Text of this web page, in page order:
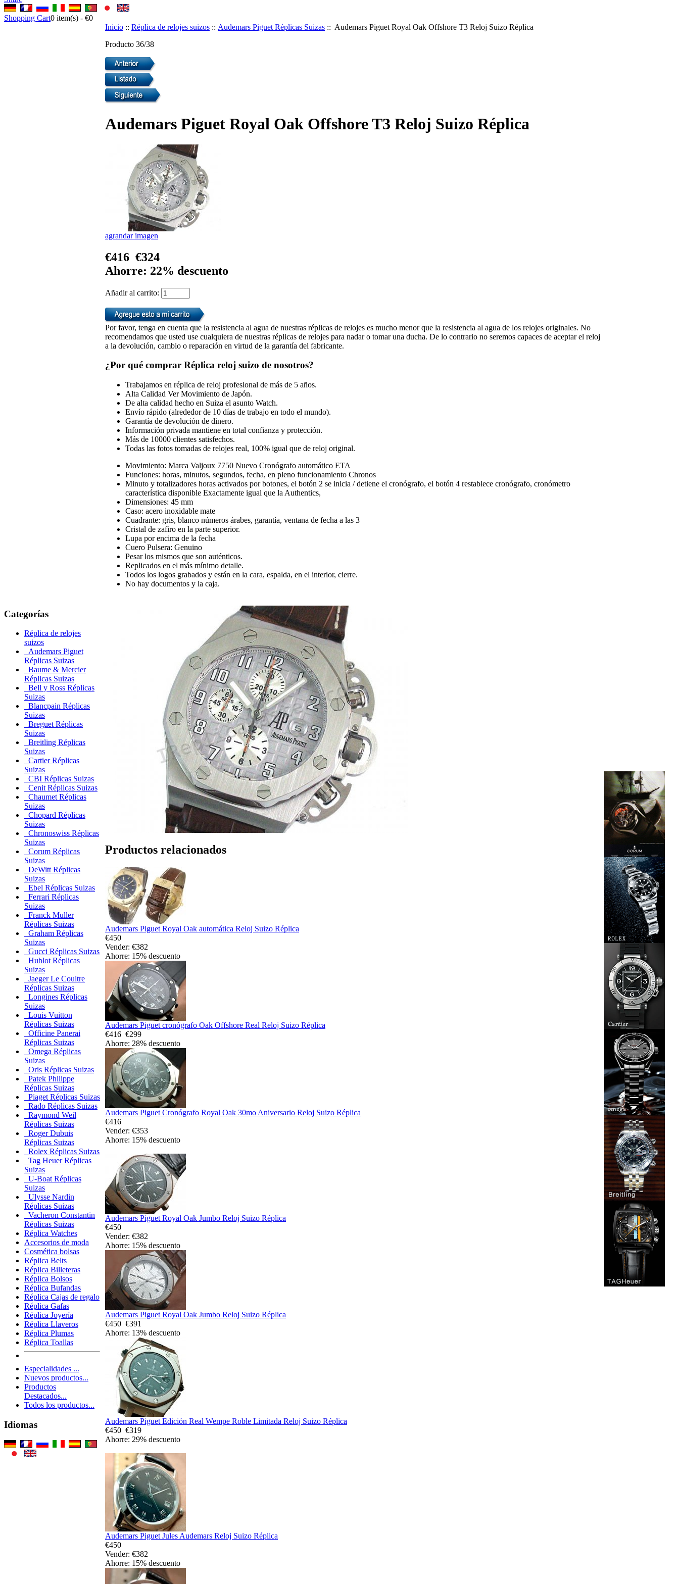
Shopping Cart0 item(s) - €0
Categorías
Réplica de relojes
suizos
Audemars Piguet
Réplicas Suizas
Baume & Mercier
Réplicas Suizas
Bell y Ross Réplicas
Suizas
Blancpain Réplicas
Suizas
Breguet Réplicas
Suizas
Breitling Réplicas
Suizas
Cartier Réplicas
Suizas
CBI Réplicas Suizas
Cenit Réplicas Suizas
Chaumet Réplicas
Suizas
Chopard Réplicas
Suizas
Chronoswiss Réplicas
Suizas
Corum Réplicas
Suizas
DeWitt Réplicas
Suizas
Ebel Réplicas Suizas
Ferrari Réplicas
Suizas
Franck Muller
Réplicas Suizas
Graham Réplicas
Suizas
Gucci Réplicas Suizas
Hublot Réplicas
Suizas
Jaeger Le Coultre
Réplicas Suizas
Longines Réplicas
Suizas
Louis Vuitton
Réplicas Suizas
Officine Panerai
Réplicas Suizas
Omega Réplicas
Suizas
Oris Réplicas Suizas
Patek Philippe
Réplicas Suizas
Piaget Réplicas Suizas
Rado Réplicas Suizas
Raymond Weil
Réplicas Suizas
Roger Dubuis
Réplicas Suizas
Rolex Réplicas Suizas
Tag Heuer Réplicas
Suizas
U-Boat Réplicas
Suizas
Ulysse Nardin
Réplicas Suizas
Vacheron Constantin
Réplicas Suizas
Réplica Watches
Accesorios de moda
Cosmética bolsas
Réplica Belts
Réplica Billeteras
Réplica Bolsos
Réplica Bufandas
Réplica Cajas de regalo
Réplica Gafas
Réplica Joyería
Réplica Llaveros
Réplica Plumas
Réplica Toallas
Especialidades ...
Nuevos productos...
Productos
Destacados...
Todos los productos...
Idiomas
Inicio :: Réplica de relojes suizos :: Audemars Piguet Réplicas Suizas :: Audemars Piguet Royal Oak Offshore T3 Reloj Suizo Réplica
Producto 36/38
Audemars Piguet Royal Oak Offshore T3 Reloj Suizo Réplica
agrandar imagen
€416 €324
Ahorre: 22% descuento
Añadir al carrito:
Por favor, tenga en cuenta que la resistencia al agua de nuestras réplicas de relojes es mucho menor que la resistencia al agua de los relojes originales. No
recomendamos que usted use cualquiera de nuestras réplicas de relojes para nadar o tomar una ducha. De lo contrario no seremos capaces de aceptar el reloj
a la devolución, cambio o reparación en virtud de la garantía del fabricante.
¿Por qué comprar Réplica reloj suizo de nosotros?
Trabajamos en réplica de reloj profesional de más de 5 años.
Alta Calidad Ver Movimiento de Japón.
De alta calidad hecho en Suiza el asunto Watch.
Envío rápido (alrededor de 10 días de trabajo en todo el mundo).
Garantía de devolución de dinero.
Información privada mantiene en total confianza y protección.
Más de 10000 clientes satisfechos.
Todas las fotos tomadas de relojes real, 100% igual que de reloj original.
Movimiento: Marca Valjoux 7750 Nuevo Cronógrafo automático ETA
Funciones: horas, minutos, segundos, fecha, en pleno funcionamiento Chronos
Minuto y totalizadores horas activados por botones, el botón 2 se inicia / detiene el cronógrafo, el botón 4 restablece cronógrafo, cronómetro
característica disponible Exactamente igual que la Authentics,
Dimensiones: 45 mm
Caso: acero inoxidable mate
Cuadrante: gris, blanco números árabes, garantía, ventana de fecha a las 3
Cristal de zafiro en la parte superior.
Lupa por encima de la fecha
Cuero Pulsera: Genuino
Pesar los mismos que son auténticos.
Replicados en el más mínimo detalle.
Todos los logos grabados y están en la cara, espalda, en el interior, cierre.
No hay documentos y la caja.
Productos relacionados
Audemars Piguet Royal Oak automática Reloj Suizo Réplica
€450
Vender: €382
Ahorre: 15% descuento
Audemars Piguet cronógrafo Oak Offshore Real Reloj Suizo Réplica
€416 €299
Ahorre: 28% descuento
Audemars Piguet Cronógrafo Royal Oak 30mo Aniversario Reloj Suizo Réplica
€416
Vender: €353
Ahorre: 15% descuento
Audemars Piguet Royal Oak Jumbo Reloj Suizo Réplica
€450
Vender: €382
Ahorre: 15% descuento
Audemars Piguet Royal Oak Jumbo Reloj Suizo Réplica
€450 €391
Ahorre: 13% descuento
Audemars Piguet Edición Real Wempe Roble Limitada Reloj Suizo Réplica
€450 €319
Ahorre: 29% descuento
Audemars Piguet Jules Audemars Reloj Suizo Réplica
€450
Vender: €382
Ahorre: 15% descuento